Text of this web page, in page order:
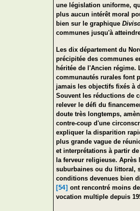
une législation uniforme,
plus aucun intérêt moral
bien sur le graphique
communes jusqu'à
Les dix département du
précipitée des communes
héritée de l'Ancien régime.
communautés rurales font
jamais les objectifs fixés à
Souvent les réductions de
relever le défi du
doute très longtemps,
contre-coup d'une
expliquer la disparition
plus grande vague de
et interprétations à partir
la ferveur religieuse.
suburbaines ou du littoral,
conditions devenues bien
[54] ont rencontré moins
vocation multiple depuis